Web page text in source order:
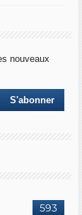
nouveaux
593